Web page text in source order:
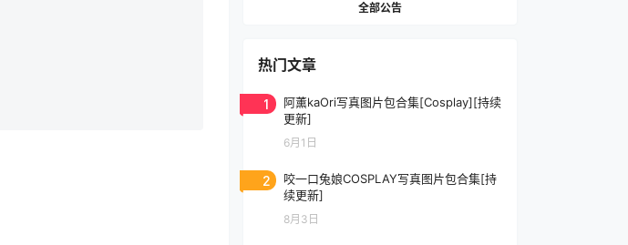
全部公告
热门文章
1
阿薰kaOri写真图片包合集[Cosplay][持续
更新]
6月1日
2
咬一口兔娘COSPLAY写真图片包合集[持
续更新]
8月3日